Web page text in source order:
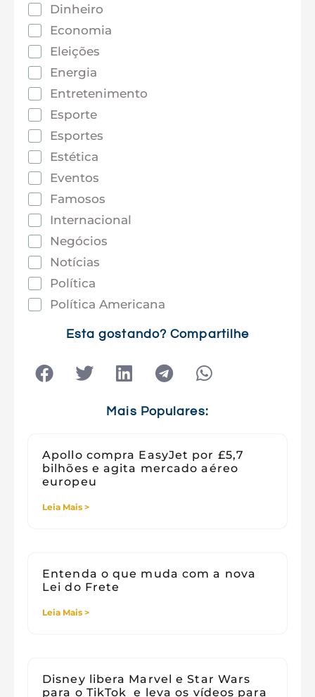
Dinheiro
Economia
Eleições
Energia
Entretenimento
Esporte
Esportes
Estética
Eventos
Famosos
Internacional
Negócios
Notícias
Política
Política Americana
Tecnologia
Esta gostando? Compartilhe
Mais Populares:
Apollo compra EasyJet por £5,7
bilhões e agita mercado aéreo
europeu
Leia Mais >
Entenda o que muda com a nova
Lei do Frete
Leia Mais >
Disney libera Marvel e Star Wars
para o TikTok e leva os vídeos para